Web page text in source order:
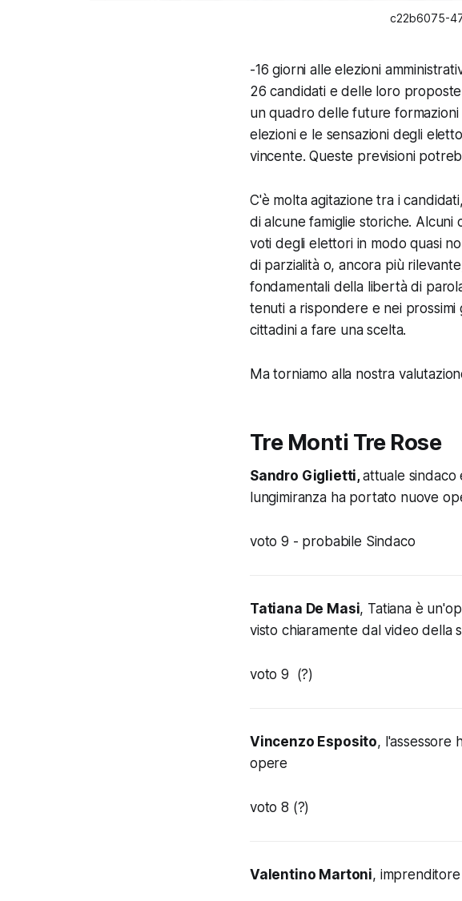
c22b6075-
-16 giorni alle elezioni
26 candidati e delle loro
un quadro delle future
elezioni e le sensazioni degli
vincente. Queste previsioni
C'è molta agitazione tra i
di alcune famiglie storiche. Alcuni
voti degli elettori in modo quasi
di parzialità o, ancora più
fondamentali della libertà di
tenuti a rispondere e nei
cittadini a fare una scelta.
Ma torniamo alla nostra
Tre Monti Tre Rose
Sandro Giglietti,attuale sindaco
lungimiranza ha portato nuove
voto 9 - probabile Sindaco
Tatiana De Masi, Tatiana è
visto chiaramente dal video della
voto 9 (?)
Vincenzo Esposito, l'assessore
opere
voto 8 (?)
Valentino Martoni,